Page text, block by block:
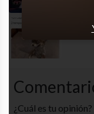
Lo
¿Cuál es tu